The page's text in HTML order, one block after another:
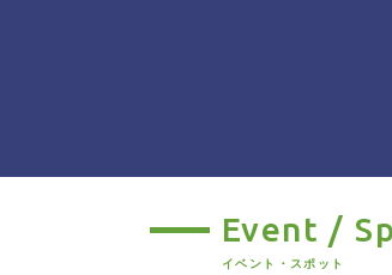
Event /
イベント・スポット